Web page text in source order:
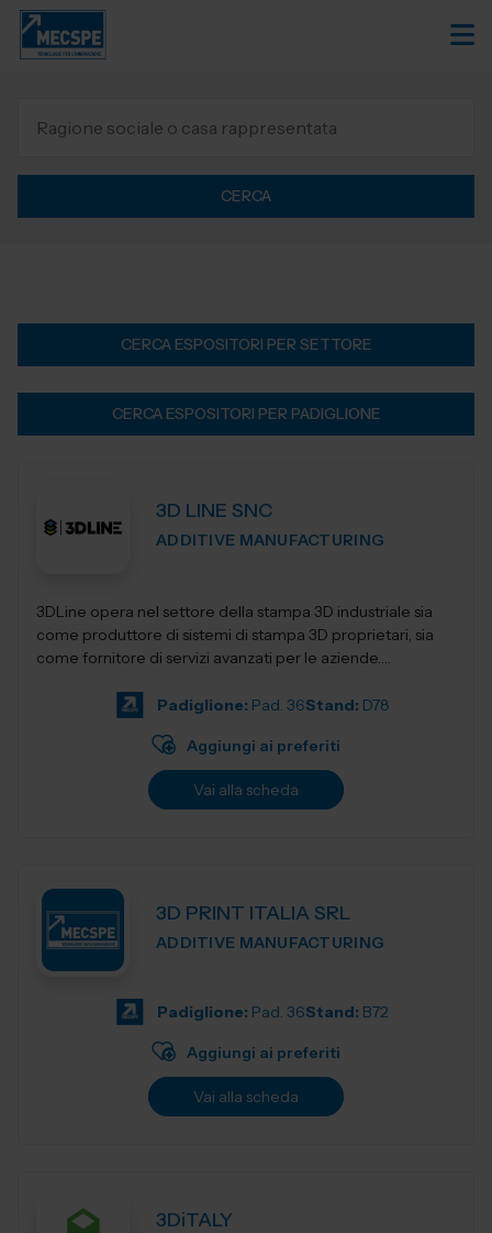
CERCA
CERCA ESPOSITORI PER SETTORE
CERCA ESPOSITORI PER PADIGLIONE
3D LINE SNC
ADDITIVE MANUFACTURING
3DLine opera nel settore della stampa 3D industriale sia
come produttore di sistemi di stampa 3D proprietari, sia
come fornitore di servizi avanzati per le aziende.
Padiglione: Pad. 36Stand: D78
Aggiungi ai preferiti
Vai alla scheda
3D PRINT ITALIA SRL
ADDITIVE MANUFACTURING
Padiglione: Pad. 36Stand: B72
Aggiungi ai preferiti
Vai alla scheda
3DiTALY